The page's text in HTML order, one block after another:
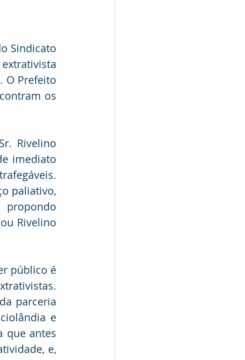
Sindicato
O Prefeito
os
Rivelino
imediato
paliativo,
Rivelino
público é
parceria
e
que antes
e,